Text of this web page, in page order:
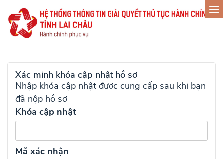
Xác minh khóa cập nhật hồ sơ
Nhập khóa cập nhật được cung cấp sau khi bạn
đã nộp hồ sơ
Khóa cập nhật
Mã xác nhận